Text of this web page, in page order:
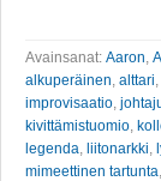
Avainsanat: Aaron
alkuperäinen alttari
improvisaatio
kivittämistuomio
legenda liitonarkki
mimeettinen tartunta